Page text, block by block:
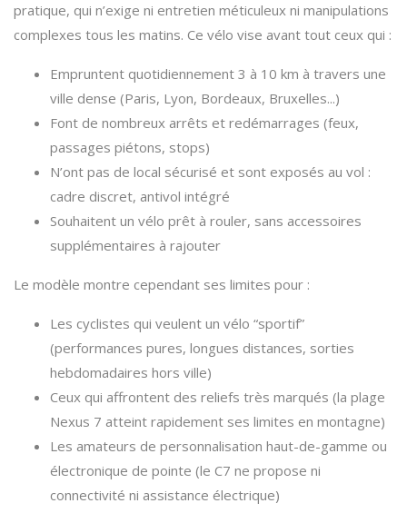
pratique, qui n’exige ni entretien méticuleux ni manipulations
complexes tous les matins. Ce vélo vise avant tout ceux qui :
Empruntent quotidiennement 3 à 10 km à travers une
ville dense (Paris, Lyon, Bordeaux, Bruxelles...)
Font de nombreux arrêts et redémarrages (feux,
passages piétons, stops)
N’ont pas de local sécurisé et sont exposés au vol :
cadre discret, antivol intégré
Souhaitent un vélo prêt à rouler, sans accessoires
supplémentaires à rajouter
Le modèle montre cependant ses limites pour :
Les cyclistes qui veulent un vélo “sportif”
(performances pures, longues distances, sorties
hebdomadaires hors ville)
Ceux qui affrontent des reliefs très marqués (la plage
Nexus 7 atteint rapidement ses limites en montagne)
Les amateurs de personnalisation haut-de-gamme ou
électronique de pointe (le C7 ne propose ni
connectivité ni assistance électrique)